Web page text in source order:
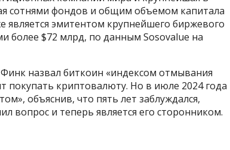
сотнями фондов и общим объемом капитала
эмитентом крупнейшего биржевого
более $72 млрд, по данным Sosovalue на
назвал биткоин «индексом отмывания
покупать криптовалюту. Но в июле 2024 года
объяснив, что пять лет заблуждался,
вопрос и теперь является его сторонником.